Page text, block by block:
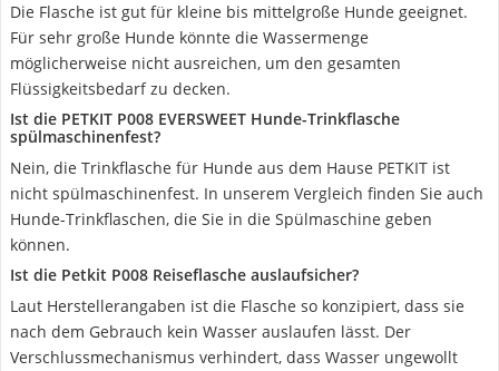
Die Flasche ist gut für kleine bis mittelgroße Hunde geeignet.
Für sehr große Hunde könnte die Wassermenge
möglicherweise nicht ausreichen, um den gesamten
Flüssigkeitsbedarf zu decken.
Ist die PETKIT P008 EVERSWEET Hunde-Trinkflasche
spülmaschinenfest?
Nein, die Trinkflasche für Hunde aus dem Hause PETKIT ist
nicht spülmaschinenfest. In unserem Vergleich finden Sie auch
Hunde-Trinkflaschen, die Sie in die Spülmaschine geben
können.
Ist die Petkit P008 Reiseflasche auslaufsicher?
Laut Herstellerangaben ist die Flasche so konzipiert, dass sie
nach dem Gebrauch kein Wasser auslaufen lässt. Der
Verschlussmechanismus verhindert, dass Wasser ungewollt